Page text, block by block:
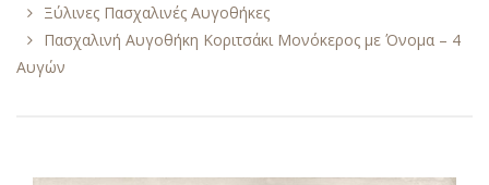
Ξύλινες Πασχαλινές Αυγοθήκες
Πασχαλινή Αυγοθήκη Κοριτσάκι Μονόκερος με Όνομα – 4
Αυγών